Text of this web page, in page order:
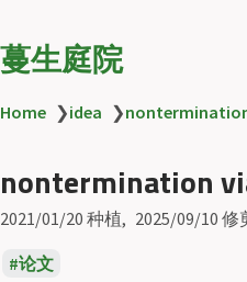
蔓生庭院
Home ❯idea ❯
nontermination
2021/01/20 种植 2025/09/10 修
论文